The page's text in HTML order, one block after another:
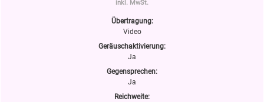
inkl. MwSt.
Übertragung:
Video
Geräuschaktivierung:
Ja
Gegensprechen:
Ja
Reichweite: